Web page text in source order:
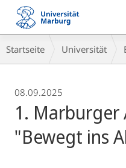
Mobile-
Navigation
Breadcrumb-
Navigation
Startseite Universität
08.09.2025
1.
"Bewegt ins